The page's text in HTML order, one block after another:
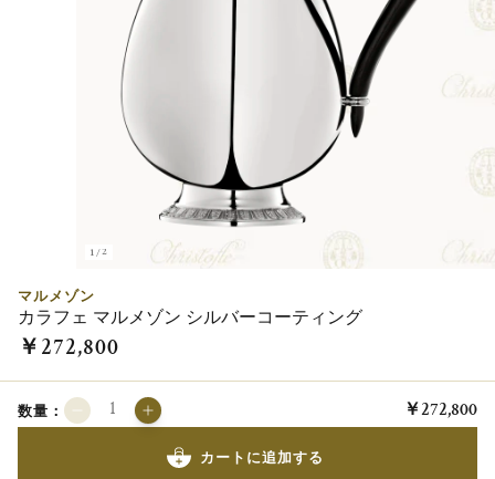
1/2
マルメゾン
カラフェ マルメゾン シルバーコーティング
￥272,800
数量： ￥272,800
カートに追加する